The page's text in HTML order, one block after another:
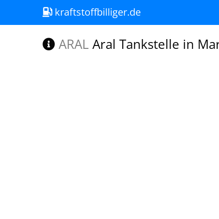
kraftstoffbilliger.de
ARAL Aral Tankstelle in